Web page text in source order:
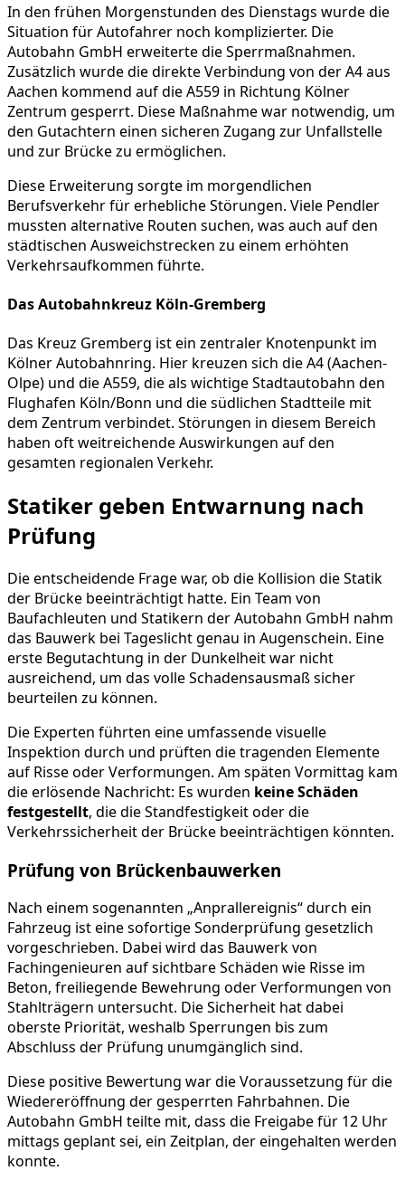
In den frühen Morgenstunden des Dienstags wurde die
Situation für Autofahrer noch komplizierter. Die
Autobahn GmbH erweiterte die Sperrmaßnahmen.
Zusätzlich wurde die direkte Verbindung von der A4 aus
Aachen kommend auf die A559 in Richtung Kölner
Zentrum gesperrt. Diese Maßnahme war notwendig, um
den Gutachtern einen sicheren Zugang zur Unfallstelle
und zur Brücke zu ermöglichen.
Diese Erweiterung sorgte im morgendlichen
Berufsverkehr für erhebliche Störungen. Viele Pendler
mussten alternative Routen suchen, was auch auf den
städtischen Ausweichstrecken zu einem erhöhten
Verkehrsaufkommen führte.
Das Autobahnkreuz Köln-Gremberg
Das Kreuz Gremberg ist ein zentraler Knotenpunkt im
Kölner Autobahnring. Hier kreuzen sich die A4 (Aachen-
Olpe) und die A559, die als wichtige Stadtautobahn den
Flughafen Köln/Bonn und die südlichen Stadtteile mit
dem Zentrum verbindet. Störungen in diesem Bereich
haben oft weitreichende Auswirkungen auf den
gesamten regionalen Verkehr.
Statiker geben Entwarnung nach
Prüfung
Die entscheidende Frage war, ob die Kollision die Statik
der Brücke beeinträchtigt hatte. Ein Team von
Baufachleuten und Statikern der Autobahn GmbH nahm
das Bauwerk bei Tageslicht genau in Augenschein. Eine
erste Begutachtung in der Dunkelheit war nicht
ausreichend, um das volle Schadensausmaß sicher
beurteilen zu können.
Die Experten führten eine umfassende visuelle
Inspektion durch und prüften die tragenden Elemente
auf Risse oder Verformungen. Am späten Vormittag kam
die erlösende Nachricht: Es wurden keine Schäden
festgestellt, die die Standfestigkeit oder die
Verkehrssicherheit der Brücke beeinträchtigen könnten.
Prüfung von Brückenbauwerken
Nach einem sogenannten „Anprallereignis“ durch ein
Fahrzeug ist eine sofortige Sonderprüfung gesetzlich
vorgeschrieben. Dabei wird das Bauwerk von
Fachingenieuren auf sichtbare Schäden wie Risse im
Beton, freiliegende Bewehrung oder Verformungen von
Stahlträgern untersucht. Die Sicherheit hat dabei
oberste Priorität, weshalb Sperrungen bis zum
Abschluss der Prüfung unumgänglich sind.
Diese positive Bewertung war die Voraussetzung für die
Wiedereröffnung der gesperrten Fahrbahnen. Die
Autobahn GmbH teilte mit, dass die Freigabe für 12 Uhr
mittags geplant sei, ein Zeitplan, der eingehalten werden
konnte.